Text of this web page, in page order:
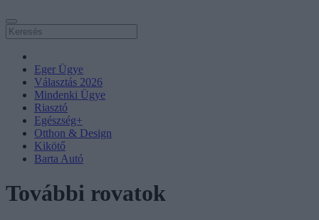
Eger Ügye
Választás 2026
Mindenki Ügye
Riasztó
Egészség+
Otthon & Design
Kikötő
Barta Autó
További rovatok